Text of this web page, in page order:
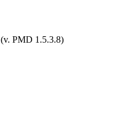
(v. PMD 1.5.3.8)